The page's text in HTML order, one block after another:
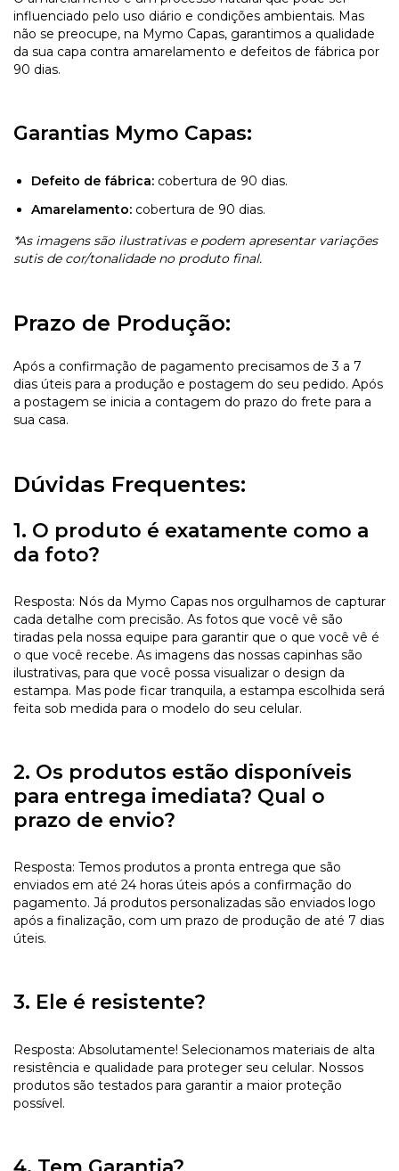
influenciado pelo uso diário e condições ambientais. Mas
não se preocupe, na Mymo Capas, garantimos a qualidade
da sua capa contra amarelamento e defeitos de fábrica por
90 dias.
Garantias Mymo Capas:
Defeito de fábrica: cobertura de 90 dias.
Amarelamento: cobertura de 90 dias.
*As imagens são ilustrativas e podem apresentar variações
sutis de cor/tonalidade no produto final.
Prazo de Produção:
Após a confirmação de pagamento precisamos de 3 a 7
dias úteis para a produção e postagem do seu pedido. Após
a postagem se inicia a contagem do prazo do frete para a
sua casa.
Dúvidas Frequentes:
1. O produto é exatamente como a
da foto?
Resposta: Nós da Mymo Capas nos orgulhamos de capturar
cada detalhe com precisão. As fotos que você vê são
tiradas pela nossa equipe para garantir que o que você vê é
o que você recebe. As imagens das nossas capinhas são
ilustrativas, para que você possa visualizar o design da
estampa. Mas pode ficar tranquila, a estampa escolhida será
feita sob medida para o modelo do seu celular.
2. Os produtos estão disponíveis
para entrega imediata? Qual o
prazo de envio?
Resposta: Temos produtos a pronta entrega que são
enviados em até 24 horas úteis após a confirmação do
pagamento. Já produtos personalizadas são enviados logo
após a finalização, com um prazo de produção de até 7 dias
úteis.
3. Ele é resistente?
Resposta: Absolutamente! Selecionamos materiais de alta
resistência e qualidade para proteger seu celular. Nossos
produtos são testados para garantir a maior proteção
possível.